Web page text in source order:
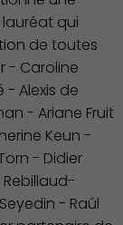
qui
de toutes
- Caroline
- Alexis de
- Ariane Fruit
Keun -
- Didier
- Raúl